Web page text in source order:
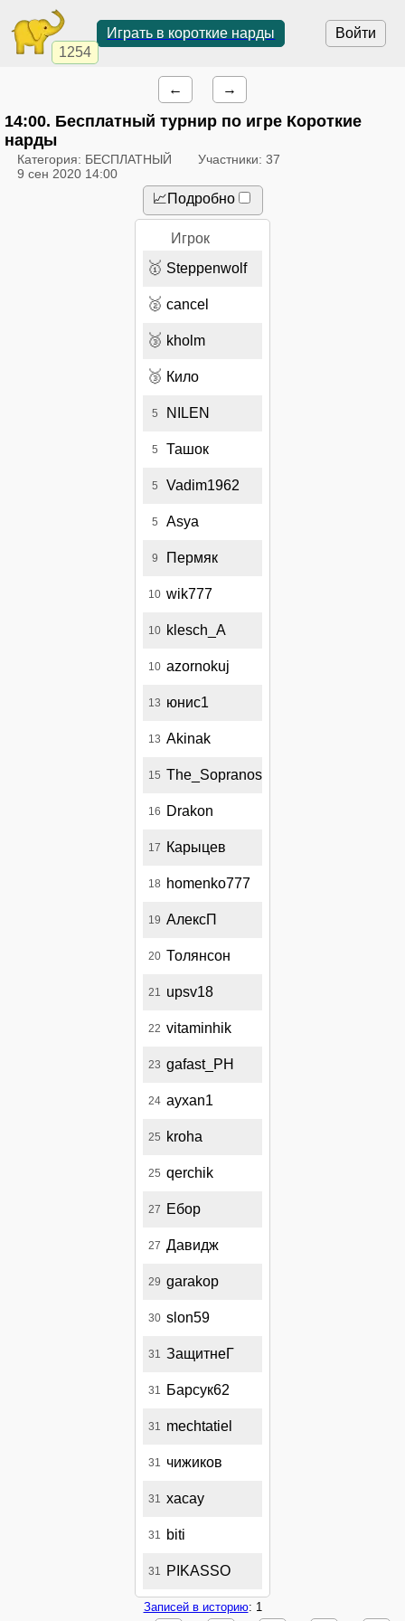
1254
Войти
Играть в короткие нарды
← →
14:00. Бесплатный турнир по игре Короткие
нарды
Категория: БЕСПЛАТНЫЙ
Участники: 37
9 сен 2020 14:00
📈Подробно
Игрок
🥇 Steppenwolf
🥈 cancel
🥉 kholm
🥉 Кило
5 NILEN
5 Ташок
5 Vadim1962
5 Asya
9 Пермяк
10 wik777
10 klesch_A
10 azornokuj
13 юнис1
13 Akinak
15 The_Sopranos
16 Drakon
17 Карыцев
18 homenko777
19 АлексП
20 Толянсон
21 upsv18
22 vitaminhik
23 gafast_PH
24 ayxan1
25 kroha
25 qerchik
27 Ебор
27 Давидж
29 garakop
30 slon59
31 ЗащитнеГ
31 Барсук62
31 mechtatiel
31 чижиков
31 xacay
31 biti
31 PIKASSO
Записей в историю: 1